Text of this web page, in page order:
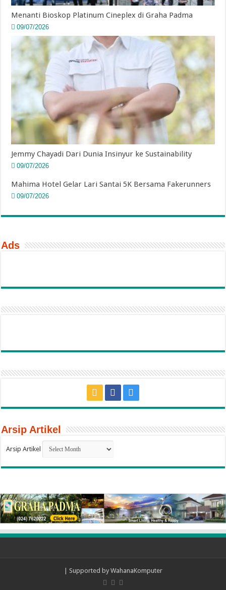
Menanti Bioskop Platinum Cineplex di Graha Padma
09/07/2026
Jemmy Chayadi Dari Dunia Insinyur ke Sustainability
09/07/2026
Mahima Hotel Gelar Lari Santai 5K Bersama Fakerunners
09/07/2026
Ads
Arsip Artikel
Arsip Artikel
| Supported by WahanaKomputer